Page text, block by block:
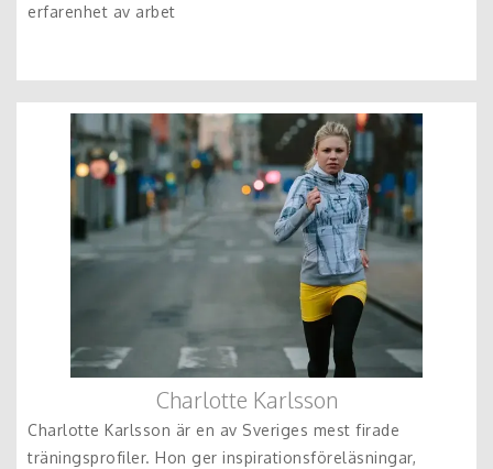
erfarenhet av arbet
Charlotte Karlsson
Charlotte Karlsson är en av Sveriges mest firade
träningsprofiler. Hon ger inspirationsföreläsningar,